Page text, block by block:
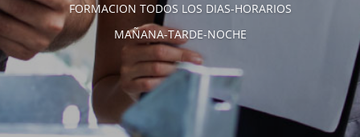
FORMACION TODOS LOS DIAS-HORARIOS
MAÑANA-TARDE-NOCHE